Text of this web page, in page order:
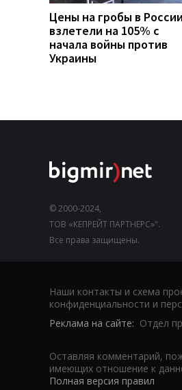
Цены на гробы в России
взлетели на 105% с
начала войны против
Украины
© 2000-2024,
ТОВ «КЕПРЕЙТ ПАРТНЕРС»".
Все права защищены.
Наши контакты и схема
конфиденциальности и
Реклама на сайте: Отдел
Оставляя комментарий,
имеющих отношение к
Полная версия правил